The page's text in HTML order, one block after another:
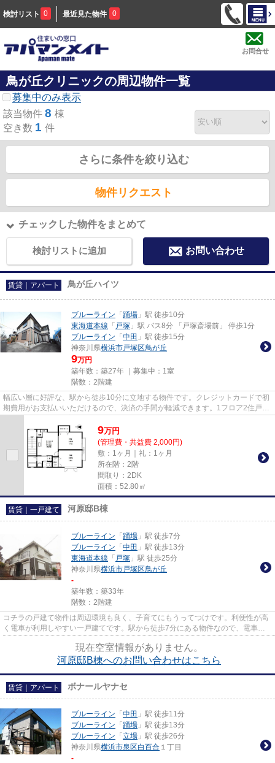
検討リスト 0 最近見た物件 0
お問合せ
鳥が丘クリニックの周辺物件一覧
募集中のみ表示
該当物件 8 棟
空き数 1 件
さらに条件を絞り込む
物件リクエスト
チェックした物件をまとめて
検討リストに追加 お問い合わせ
賃貸｜アパート 鳥が丘ハイツ
ブルーライン 「 踊場 」駅 徒歩10分
東海道本線 「 戸塚 」駅 バス8分 「戸塚斎場前」 停歩1分
ブルーライン 「 中田 」駅 徒歩15分
神奈川県横浜市戸塚区鳥が丘
9万円
築年数：築27年 ｜募集中： 1室
階数：2階建
幅広い層に好評な、駅から徒歩10分に立地する物件です。クレジットカードで初
期費用がお支払いいただけるので、決済の手間が軽減できます。1フロア2住戸の
9万円
(管理費・共益費 2,000円)
敷：1ヶ月｜礼：1ヶ月
所在階：2階
間取り：2DK
面積：52.80㎡
賃貸｜一戸建て 河原邸B棟
ブルーライン 「 踊場 」駅 徒歩7分
ブルーライン 「 中田 」駅 徒歩13分
東海道本線 「 戸塚 」駅 徒歩25分
神奈川県横浜市戸塚区鳥が丘
-
築年数：築33年
階数：2階建
コチラの戸建て物件は周辺環境も良く、子育てにもうってつけです。利便性が高
く電車が利用しやすい一戸建てです。駅から徒歩7分にある物件なので、電車利
現在空室情報がありません。
河原邸B棟へのお問い合わせはこちら
賃貸｜アパート ボナールヤナセ
ブルーライン 「 中田 」駅 徒歩11分
ブルーライン 「 踊場 」駅 徒歩13分
ブルーライン 「 立場 」駅 徒歩26分
神奈川県横浜市泉区白百合 １丁目
-